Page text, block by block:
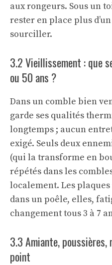
aux rongeurs. Sous un
rester en place plus
sourciller.
3.2 Vieillissement : que
ou 50 ans ?
Dans un comble bien
garde ses qualités
longtemps ; aucun
exigé. Seuls deux
(qui la transforme en
répétés dans les
localement. Les
dans un poêle, elles,
changement tous 3 à 7
3.3 Amiante,
point